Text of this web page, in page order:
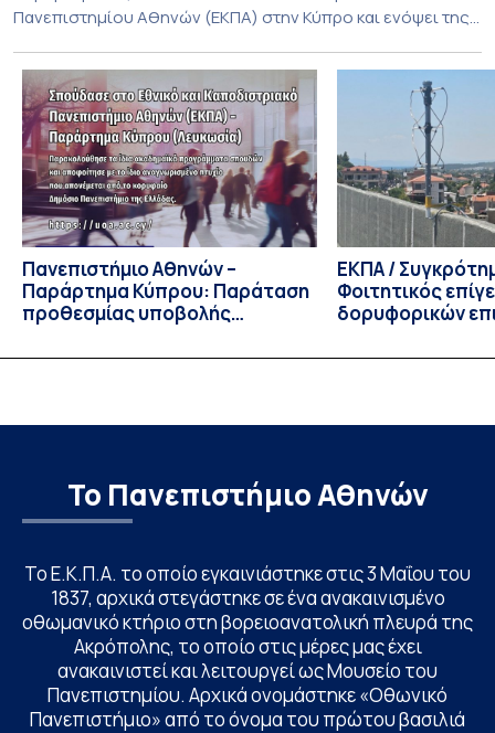
Πανεπιστημίου Αθηνών (ΕΚΠΑ) στην Κύπρο και ενόψει της
Τμήματος Οικονομικών Επιστημών και του Τμήματος
Διοίκησης Επιχειρήσεων και Οργανισμών τον Σεπτέμβριο
του 2026, ο Κοσμήτορας της Σχολής Οικονομικών και
Πολιτικών Επιστημών, Καθηγητής Νικόλαος Ηρειώτης, και ο
Πρόεδρος του Τμήματος […]
Πανεπιστήμιο Αθηνών –
Παράρτημα Κύπρου: Παράταση
προθεσμίας υποβολής
υποψηφίων
ΕΚΠΑ /
Φοιτητικός
δορυφορικών
Το Πανεπιστήμιο Αθηνών
Το Ε.Κ.Π.Α. το οποίο εγκαινιάστηκε στις 3 Μαΐου του
1837, αρχικά στεγάστηκε σε ένα ανακαινισμένο
οθωμανικό κτήριο στη βορειοανατολική πλευρά της
Ακρόπολης, το οποίο στις μέρες μας έχει
ανακαινιστεί και λειτουργεί ως Μουσείο του
Πανεπιστημίου. Αρχικά ονομάστηκε «Οθωνικό
Πανεπιστήμιο» από το όνομα του πρώτου βασιλιά